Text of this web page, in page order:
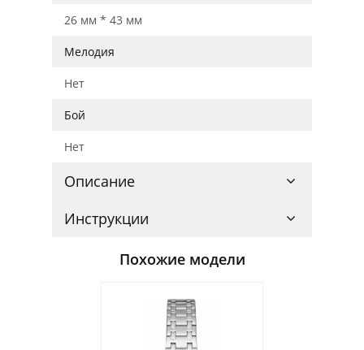
26 мм * 43 мм
Мелодия
Нет
Бой
Нет
Описание
Инструкции
Похожие модели